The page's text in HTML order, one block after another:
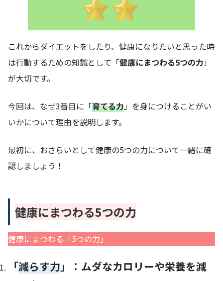
これからダイエットをしたり、健康になりたいと思った時
は行動するための知識として「健康にまつわる5つの力」
が大切です。
今回は、なぜ3番目に「育てる力」を身につけることがい
いかについて理由を説明します。
最初に、おさらいとして健康の5つの力について一緒に確
認しましょう！
健康にまつわる5つの力
健康にまつわる「5つの力」
「減らす力」：ムダなカロリーや栄養を減